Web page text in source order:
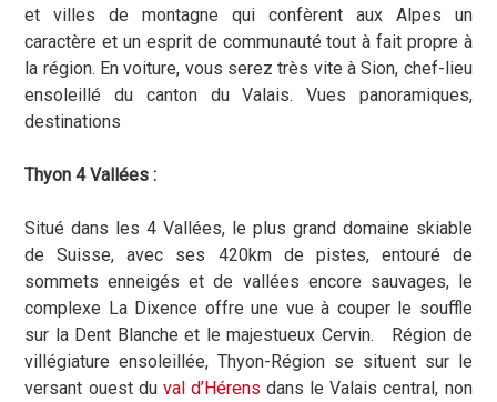
et villes de montagne qui confèrent aux Alpes un
caractère et un esprit de communauté tout à fait propre à
la région. En voiture, vous serez très vite à Sion, chef-lieu
ensoleillé du canton du Valais. Vues panoramiques,
destinations
Thyon 4 Vallées :
Situé dans les 4 Vallées, le plus grand domaine skiable
de Suisse, avec ses 420km de pistes, entouré de
sommets enneigés et de vallées encore sauvages, le
complexe La Dixence offre une vue à couper le souffle
sur la Dent Blanche et le majestueux Cervin. Région de
villégiature ensoleillée, Thyon-Région se situent sur le
versant ouest du val d’Hérens dans le Valais central, non